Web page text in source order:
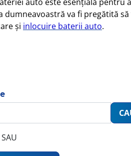
va fi pregătită
și inlocuire baterii auto.
SAU